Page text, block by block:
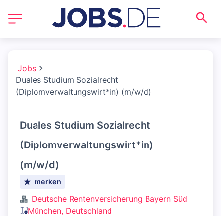
Jobs
Duales Studium Sozialrecht
(Diplomverwaltungswirt*in) (m/w/d)
Duales Studium Sozialrecht
(Diplomverwaltungswirt*in)
(m/w/d)
merken
Deutsche Rentenversicherung Bayern Süd
München, Deutschland